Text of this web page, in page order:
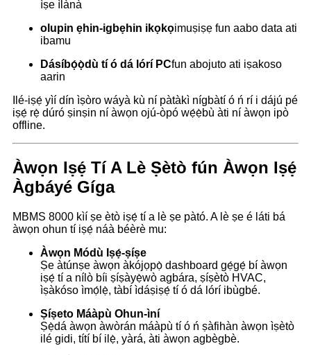
ìṣe ìlànà
olupin ẹhin-igbẹhin ikọkọimuṣiṣẹ fun aabo data ati
ibamu
Dásíbọ́ọ̀dù tí ó dá lórí PCfun abojuto ati iṣakoso
aarin
Ilé-iṣẹ́ yìí dín ìṣòro wáyà kù ní pàtàkì nígbàtí ó ń rí i dájú pé
iṣẹ́ rẹ̀ dúró ṣinṣin ní àwọn ojú-òpó wẹ́ẹ̀bù àti ní àwọn ipò
offline.
Àwọn Iṣẹ́ Tí A Lè Ṣètò fún Àwọn Iṣẹ́
Àgbáyé Gíga
MBMS 8000 kìí ṣe ètò iṣẹ́ tí a lè ṣe pàtó. A lè ṣe é láti bá
àwọn ohun tí iṣẹ́ náà béèrè mu:
Àwọn Módù Iṣẹ́-ṣíṣe
Ṣe àtúnṣe àwọn àkójọpọ̀ dashboard gẹ́gẹ́ bí àwọn
iṣẹ́ tí a nílò bíi ṣíṣàyẹ̀wò agbára, ṣíṣètò HVAC,
ìṣàkóso ìmọ́lẹ̀, tàbí ìdáṣiṣẹ́ tí ó dá lórí ibùgbé.
Ṣíṣeto Máàpù Ohun-ìní
Ṣẹ̀dá àwọn àwòrán máàpù tí ó ń ṣàfihàn àwọn ìṣètò
ilé gidi, títí bí ilẹ̀, yàrá, àti àwọn agbègbè.